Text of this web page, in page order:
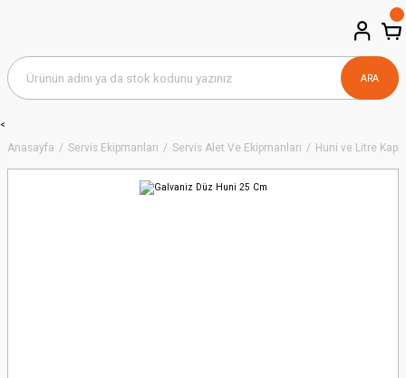
ARA
<
Anasayfa Servis Ekipmanları Servis Alet Ve Ekipmanları Huni ve Litre